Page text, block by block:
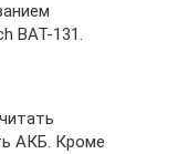
BAT-131.
АКБ. Кроме